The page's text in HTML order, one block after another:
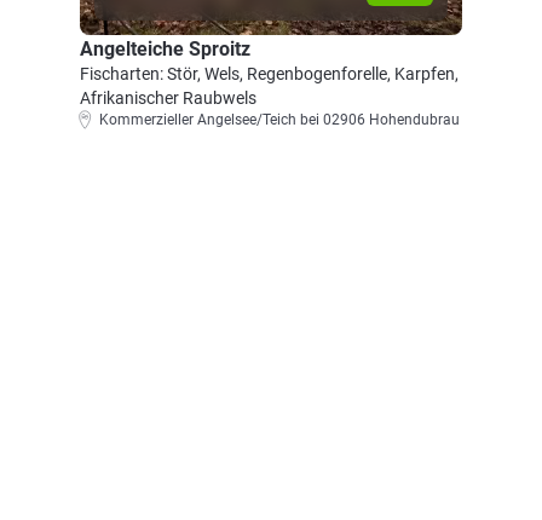
Angelteiche Sproitz
Fischarten: Stör, Wels, Regenbogenforelle, Karpfen,
Afrikanischer Raubwels
Kommerzieller Angelsee/Teich bei 02906 Hohendubrau